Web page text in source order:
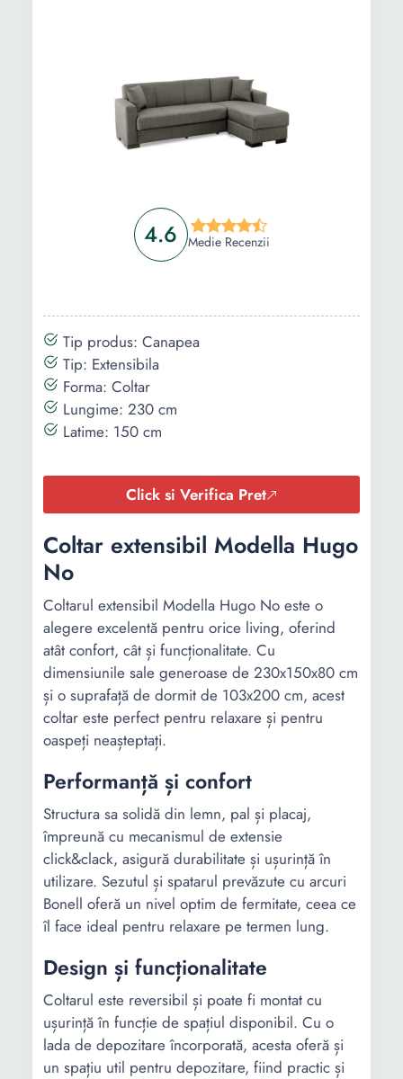
4.6 Medie Recenzii
Tip produs: Canapea
Tip: Extensibila
Forma: Coltar
Lungime: 230 cm
Latime: 150 cm
Click si Verifica Pret
Coltar extensibil Modella Hugo
No
Coltarul extensibil Modella Hugo No este o
alegere excelentă pentru orice living, oferind
atât confort, cât și funcționalitate. Cu
dimensiunile sale generoase de 230x150x80 cm
și o suprafață de dormit de 103x200 cm, acest
coltar este perfect pentru relaxare și pentru
oaspeți neașteptați.
Performanță și confort
Structura sa solidă din lemn, pal și placaj,
împreună cu mecanismul de extensie
click&clack, asigură durabilitate și ușurință în
utilizare. Sezutul și spatarul prevăzute cu arcuri
Bonell oferă un nivel optim de fermitate, ceea ce
îl face ideal pentru relaxare pe termen lung.
Design și funcționalitate
Coltarul este reversibil și poate fi montat cu
ușurință în funcție de spațiul disponibil. Cu o
lada de depozitare încorporată, acesta oferă și
un spațiu util pentru depozitare, fiind practic și